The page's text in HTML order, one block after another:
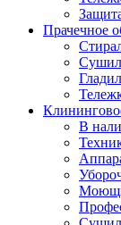
Прачечное
В